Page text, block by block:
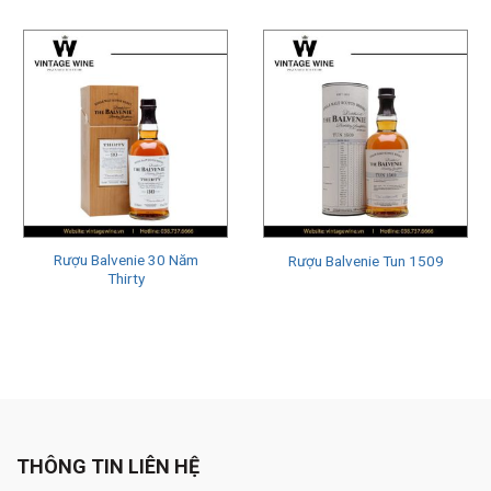
Cách thưởng thức và bảo quản rượu Balvenie
Cách thưởng thức rượu Balvenie:
Chọn ly thích hợp: Chọn ly thủy tinh dày để giữ cho rượu ở
nhiệt độ ổn định và tránh bị nứt khi đổ.
Mở nắp chai: Với những loại whisky trưởng thành lâu năm,
hãy để chai mở trong vài phút để cho mùi hương của rượu trở
nên thăng hoa.
Đổ rượu: Đổ rượu Balvenie từ từ vào ly để tận hưởng hương
Rượu Balvenie 30 Năm
Thirty
Rượu Balvenie Tun 1509
THÔNG TIN LIÊN HỆ